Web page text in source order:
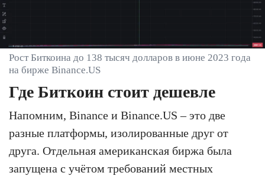
Рост Биткоина до 138 тысяч долларов в июне 2023 года
на бирже Binance.US
Где Биткоин стоит дешевле
Напомним, Binance и Binance.US – это две
разные платформы, изолированные друг от
друга. Отдельная американская биржа была
запущена с учётом требований местных